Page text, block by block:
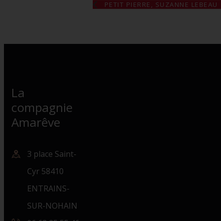
PETIT PIERRE, SUZANNE LEBEAU
La
compagnie
Amarêve
3 place Saint-
Cyr 58410
ENTRAINS-
SUR-NOHAIN